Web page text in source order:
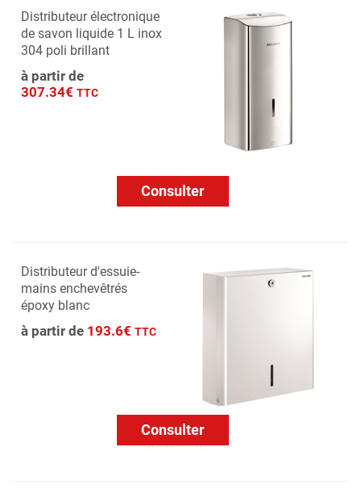
Distributeur électronique
de savon liquide 1 L inox
304 poli brillant
à partir de
307.34€ TTC
Consulter
Distributeur d'essuie-
mains enchevêtrés
époxy blanc
à partir de 193.6€ TTC
Consulter